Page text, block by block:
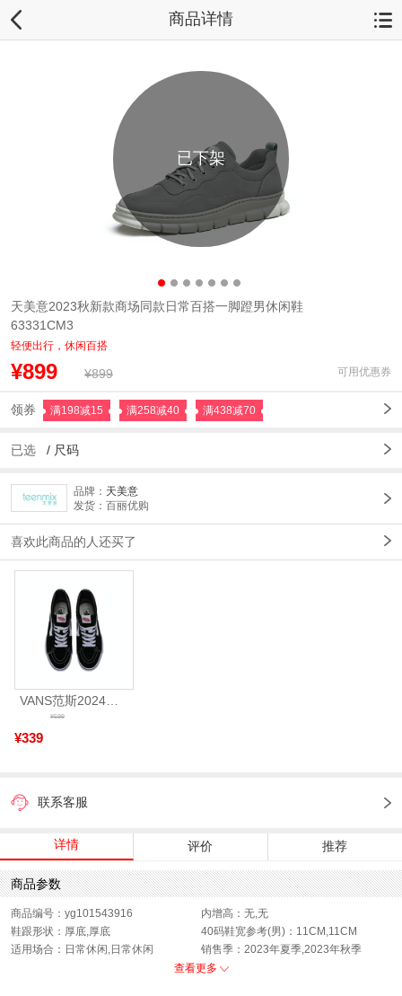
商品详情
已下架
天美意2023秋新款商场同款日常百搭一脚蹬男休闲鞋
63331CM3
轻便出行，休闲百搭
¥899 ¥899 可用优惠券
领券 满198减15 满258减40 满438减70
已选 / 尺码
品牌： 天美意
发货：百丽优购
喜欢此商品的人还买了
VANS范斯2024中性SK8-HiCL帆布鞋/硫化鞋VN000D5IB8C
¥339
¥599
联系客服
详情 评价 推荐
商品参数
商品编号：yg101543916
内增高：无,无
鞋跟形状：厚底,厚底
40码鞋宽参考(男)：11CM,11CM
适用场合：日常休闲,日常休闲
销售季：2023年夏季,2023年秋季
上市时间：2023年秋季,2023年夏季
查看更多